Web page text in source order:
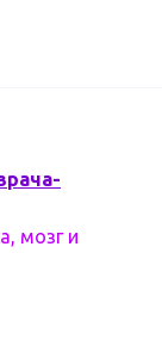
мозг и